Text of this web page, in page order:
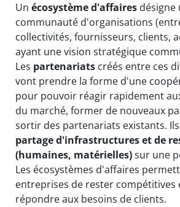
Un écosystème d'affaires désigne
communauté d'organisations
collectivités, fournisseurs, clients,
ayant une vision stratégique
Les partenariats créés entre ces
vont prendre la forme d'une
pour pouvoir réagir rapidement
du marché, former de nouveaux
sortir des partenariats existants.
partage d'infrastructures et de
(humaines, matérielles)sur une
Les écosystèmes d'affaires
entreprises de rester compétitives
répondre aux besoins de clients.